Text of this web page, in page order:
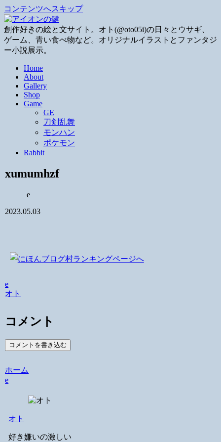
コンテンツへスキップ
創作好きの絵と文サイト。オト(@oto05i)の日々とウサギ、
ゲーム、青い食べ物など。オリジナルイラストとファンタジ
ー小説展示。
Home
About
Gallery
Shop
Game
GE
刀剣乱舞
モンハン
ポケモン
Rabbit
xumumhzf
e
2023.05.03
e
オト
コメント
コメントを書き込む
ホーム
e
オト
好き嫌いの激しい